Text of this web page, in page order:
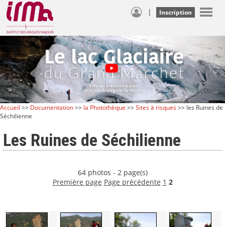
| Inscription
Accueil >> Documentation>> la Photothèque >>Sites à risques>> les Ruines de
Séchilienne
Les Ruines de Séchilienne
64 photos - 2 page(s)
Première page Page précédente 1 2